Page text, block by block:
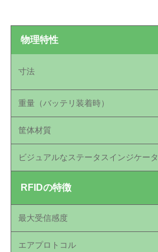
物理特性
寸法
重量（バッテリ装着時）
筐体材質
ビジュアルなステータスインジケータ
RFIDの特徴
最大受信感度
エアプロトコル